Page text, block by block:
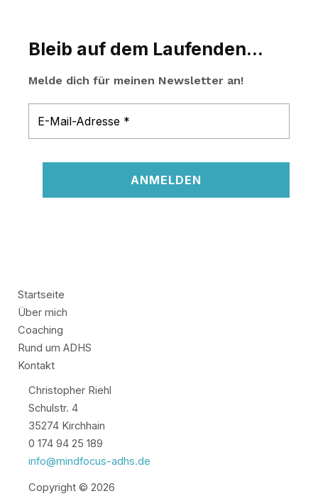
Bleib auf dem Laufenden...
Melde dich für meinen Newsletter an!
Startseite
Über mich
Coaching
Rund um ADHS
Kontakt
Christopher Riehl
Schulstr. 4
35274 Kirchhain
0 174 94 25 189
info@mindfocus-adhs.de
Copyright © 2026